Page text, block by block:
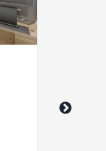
r.o. -